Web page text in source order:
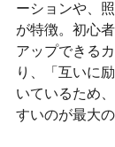
ーションや、
が特徴。初心
アップできる
り、「互いに
いているため
すいのが最大の